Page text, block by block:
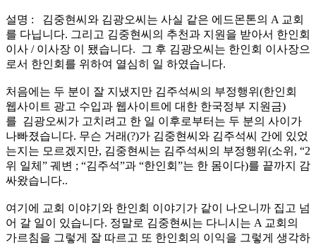
설명 : 김중현씨와 김광오씨는 사실 같은 에드몬톤의 A 교회
를 다닙니다. 그리고 김중현씨의 추천과 지원을 받아서 한인회
이사 / 이사장 이 됐습니다. 그 후 김광오씨는 한인회 이사장으
로서 한인회를 위하여 열심히 일 하였습니다.
처음에는 두 분이 잘 지냈지만 김주석씨의 부정행위(한인회
웹사이트 광고 수입과 웹사이트에 대한 한국정부 지원금)
를 김광오씨가 고치려고 한 일 이후로부터는 두 분의 사이가
나빠졌습니다. 무슨 거래(?)가 김중현씨와 김주석씨 간에 있었
는지는 모르겠지만, 김중현씨는 김주석씨의 부정행위(소위, “2
위 일체” 궤변 ; “김주석”과 “한인회”는 한 몸이다)를 끝까지 감
싸왔습니다..
여기에 교회 이야기와 한인회 이야기가 같이 나오니까 집고 넘
어 갈 일이 있습니다. 정말로 김중현씨는 다니시는 A 교회의
가르침을 그렇게 잘 따르고 또 한인회의 이익을 그렇게 생각하